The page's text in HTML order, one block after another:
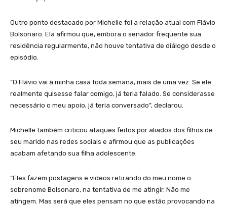
Outro ponto destacado por Michelle foi a relação atual com Flávio
Bolsonaro. Ela afirmou que, embora o senador frequente sua
residência regularmente, não houve tentativa de diálogo desde o
episódio.
“O Flávio vai à minha casa toda semana, mais de uma vez. Se ele
realmente quisesse falar comigo, já teria falado. Se considerasse
necessário o meu apoio, já teria conversado”, declarou.
Michelle também criticou ataques feitos por aliados dos filhos de
seu marido nas redes sociais e afirmou que as publicações
acabam afetando sua filha adolescente.
“Eles fazem postagens e vídeos retirando do meu nome o
sobrenome Bolsonaro, na tentativa de me atingir. Não me
atingem. Mas será que eles pensam no que estão provocando na